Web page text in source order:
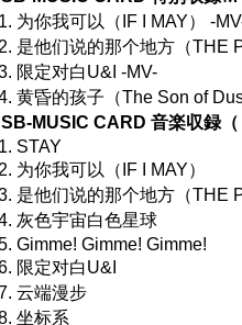
为你我可以（IF I MAY） -
是他们说的那个地方（THE
限定对白U&I -MV-
黄昏的孩子（The Son of
MUSIC CARD 音楽収録
STAY
为你我可以（IF I MAY）
是他们说的那个地方（THE
灰色宇宙白色星球
Gimme! Gimme! Gimme!
限定对白U&I
云端漫步
坐标系